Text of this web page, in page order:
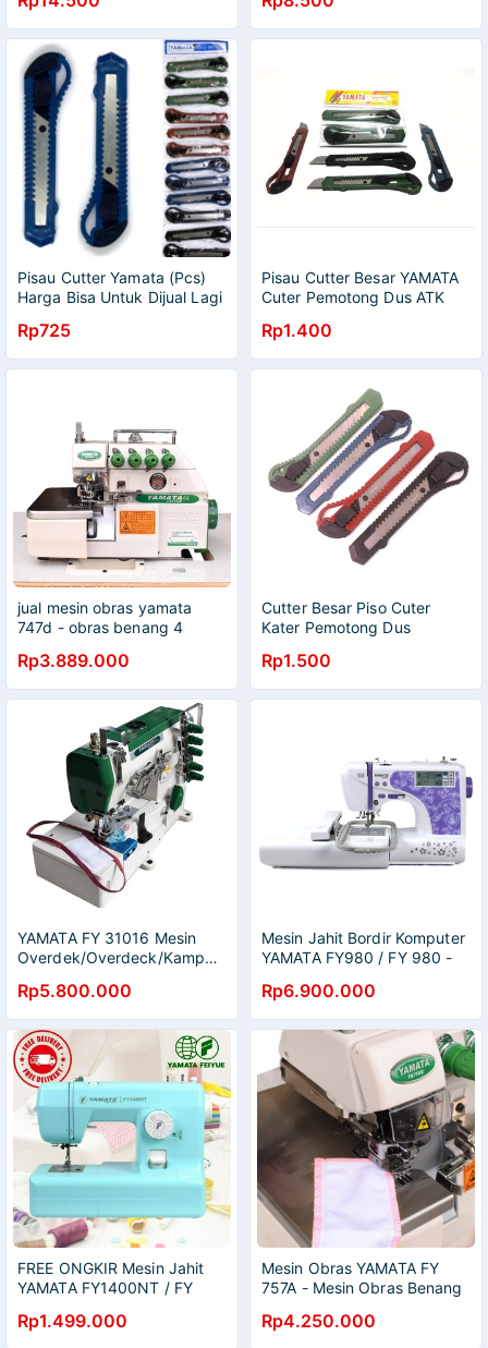
Pisau Cutter Yamata (Pcs)
Harga Bisa Untuk Dijual Lagi
Rp725
Pisau Cutter Besar YAMATA
Cuter Pemotong Dus ATK
Rp1.400
jual mesin obras yamata
747d - obras benang 4
direct drive
Rp3.889.000
Cutter Besar Piso Cuter
Kater Pemotong Dus
Rp1.500
YAMATA FY 31016 Mesin
Overdek/Overdeck/Kamput/Kam
Highspeed
Rp5.800.000
Mesin Jahit Bordir Komputer
YAMATA FY980 / FY 980 -
Rp6.900.000
FREE ONGKIR Mesin Jahit
YAMATA FY1400NT / FY
Rp1.499.000
Mesin Obras YAMATA FY
757A - Mesin Obras Benang
Rp4.250.000